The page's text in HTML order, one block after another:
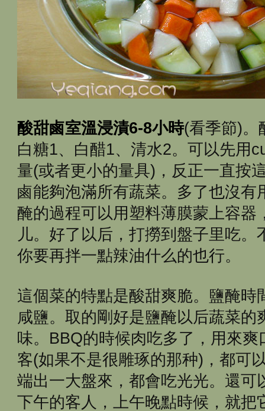
酸甜鹵室溫浸漬6-8小時(看季節)。
白糖1、白醋1、清水2。可以先用
量(或者更小的量具)，反正一直按
鹵能夠泡滿所有蔬菜。多了也沒有
醃的過程可以用塑料薄膜蒙上容器
儿。好了以后，打撈到盤子里吃
你要再拌一點辣油什么的也行。
這個菜的特點是酸甜爽脆。鹽醃時
咸鹽。取的剛好是鹽醃以后蔬菜的
味。BBQ的時候肉吃多了，用來
客(如果不是很雕琢的那种)，都可
端出一大盤來，都會吃光光。還可
下午的客人，上午晚點時候，就把